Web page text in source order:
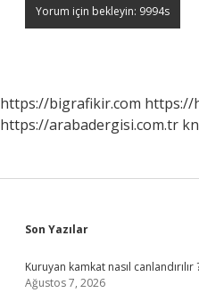
https://bigrafikir.com https://
https://arabadergisi.com.tr
Sidebar
Son Yazılar
Kuruyan kamkat nasıl canlandırılır
Ağustos 7, 2026